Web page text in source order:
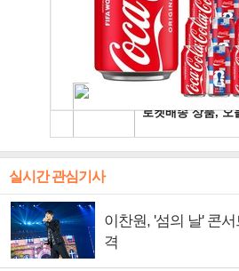
실시간 관심기사
이찬원, '섬의 날' 콘
격